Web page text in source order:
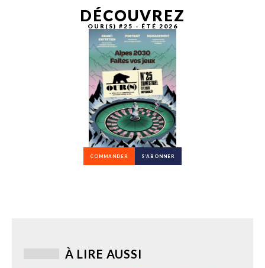
DÉCOUVREZ
OUR(S) #25 - ÉTÉ 2026
COMMANDER S’ABONNER
À LIRE AUSSI